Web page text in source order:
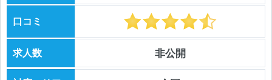
口コミ
求人数 非公開